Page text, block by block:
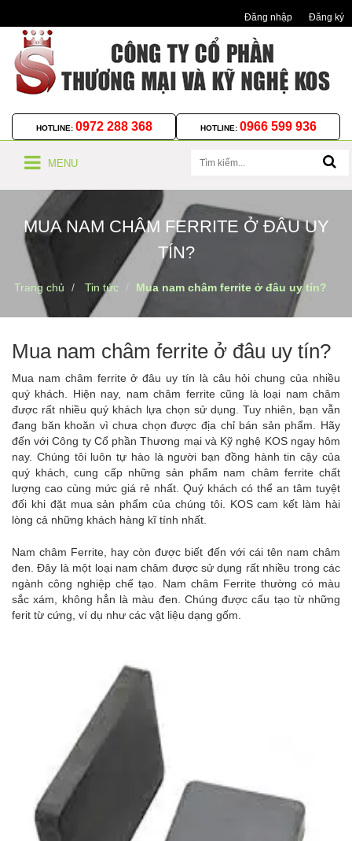
Đăng nhập Đăng ký
HOTLINE: 0972 288 368 HOTLINE: 0966 599 936
MENU
MUA NAM CHÂM FERRITE Ở ĐÂU UY
TÍN?
Trang chủ Tin tức Mua nam châm ferrite ở đâu uy tín?
Mua nam châm ferrite ở đâu uy tín?
Mua nam châm ferrite ở đâu uy tín là câu hỏi chung của nhiều
quý khách. Hiện nay, nam châm ferrite cũng là loại nam châm
được rất nhiều quý khách lựa chọn sử dụng. Tuy nhiên, bạn vẫn
đang băn khoăn vì chưa chọn được địa chỉ bán sản phẩm. Hãy
đến với Công ty Cổ phần Thương mại và Kỹ nghệ KOS ngay hôm
nay. Chúng tôi luôn tự hào là người bạn đồng hành tin cậy của
quý khách, cung cấp những sản phẩm nam châm ferrite chất
lượng cao cùng mức giá rẻ nhất. Quý khách có thể an tâm tuyệt
đối khi đặt mua sản phẩm của chúng tôi. KOS cam kết làm hài
lòng cả những khách hàng kĩ tính nhất.
Nam châm Ferrite, hay còn được biết đến với cái tên nam châm
đen. Đây là một loại nam châm được sử dụng rất nhiều trong các
ngành công nghiệp chế tạo. Nam châm Ferrite thường có màu
sắc xám, không hẳn là màu đen. Chúng được cấu tạo từ những
ferit từ cứng, ví dụ như các vật liệu dạng gốm.